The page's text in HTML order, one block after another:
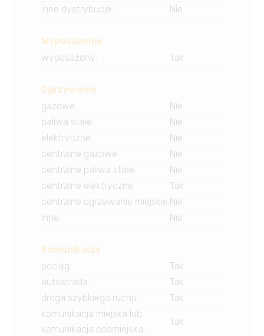
inne dystrybucje: Nie
Wyposażenie
wyposażony: Tak
Ogrzewanie
gazowe:
Nie
paliwa stałe:
Nie
elektryczne:
Nie
centralne gazowe:
Nie
centralne paliwa stałe:
Nie
centralne elektryczne:
Tak
centralne ogrzewanie miejskie:Nie
inne: Nie
Komunikacja
pociąg:
Tak
autostrada:
Tak
droga szybkiego ruchu:
Tak
komunikacja miejska lub
komunikacja podmiejska:
Tak